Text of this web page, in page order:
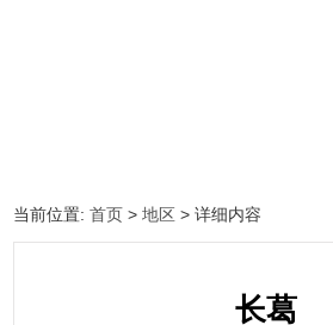
当前位置:首页 >地区 > 详细内容
长葛